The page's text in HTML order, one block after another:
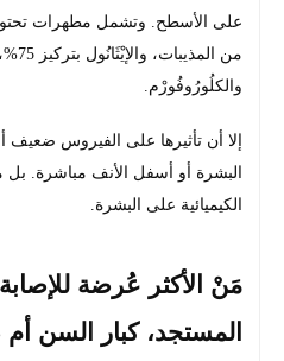
على الأسطح. وتشمل مطهرات
من
والكلُورُوفُورْم.
إلا أن تأثيرها على الفيروس
البشرة أو أسفل الأنف مباشرة.
الكيميائية على البشرة.
مَنْ الأكثر عُرضة
المستجد، كبار السن